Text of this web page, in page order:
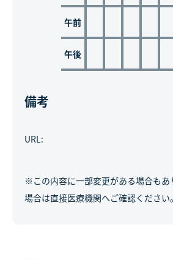
午前
午後
備考
URL:
※この内容に一部変更がある場合もあ
場合は直接医療機関へご確認ください。